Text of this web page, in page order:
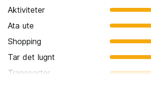
Aktiviteter
Ata ute
Shopping
Tar det lugnt
Transporter